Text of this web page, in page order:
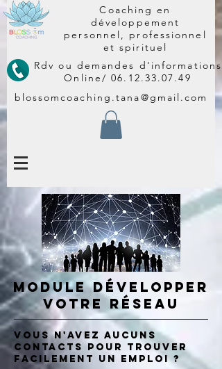
Coaching en
développement
personnel, professionnel
et spirituel
Online/06.12.33.07.49
Rdv ou demandes d'informations
blossomcoaching.tana@gmail.com
module développer
votre réseau
Vous n'avez aucuns
contacts pour trouver
facilement un emploi ?